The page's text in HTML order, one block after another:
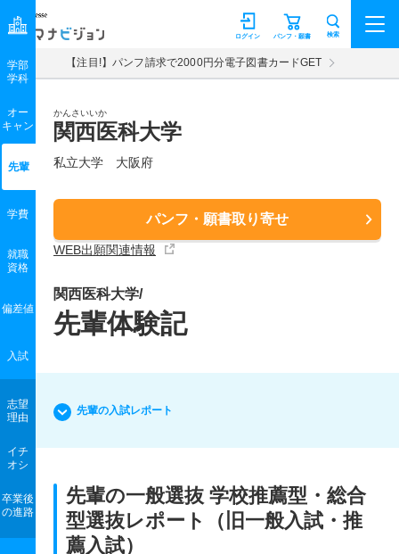
マナビジョン パンフ・願書
ログイン 検索
【注目!】パンフ請求で2000円分電子図書カードGET
かんさいいか
関西医科大学
私立大学 大阪府
パンフ・願書取り寄せ
WEB出願関連情報
学部
学科
オー
キャン
先輩
学費
就職
資格
偏差値
入試
志望
理由
イチ
オシ
卒業後
の進路
関西医科大学/
先輩体験記
先輩の入試レポート
先輩の一般選抜 学校推薦型・総合
型選抜レポート（旧一般入試・推
薦入試）